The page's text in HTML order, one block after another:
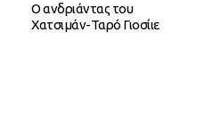
Ο ανδριάντας του
Χατσιμάν-Ταρό Γιοσίιε